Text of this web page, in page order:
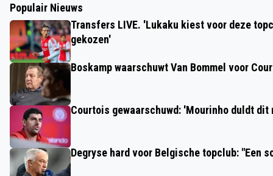
Populair Nieuws
Transfers LIVE. 'Lukaku kiest voor deze
gekozen'
Boskamp waarschuwt Van Bommel voor
Courtois gewaarschuwd: 'Mourinho duldt dit
Degryse hard voor Belgische topclub: "Een